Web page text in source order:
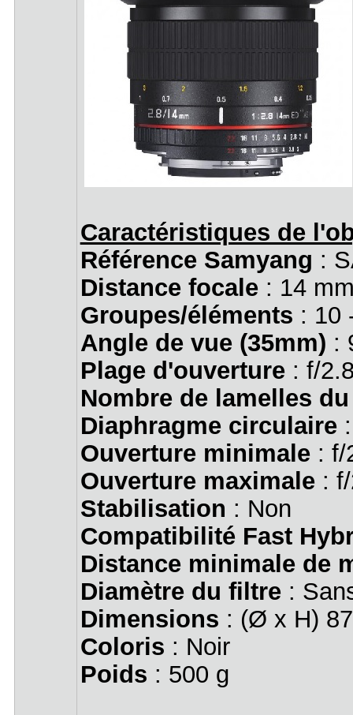
Caractéristiques de
Référence Samyang :
Distance focale: 14
Groupes/éléments : 10
Angle de vue (35mm) :
Plage d'ouverture: f/
Nombre de lamelles
Diaphragme circulaire:
Ouverture minimale: f/
Ouverture maximale: f/
Stabilisation : Non
Compatibilité Fast
Distance minimale de
Diamètre du filtre:
Dimensions : (Ø x H)
Coloris : Noir
Poids : 500 g